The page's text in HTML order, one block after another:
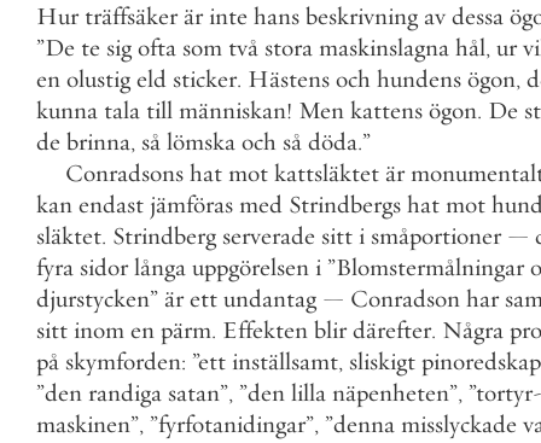
Hur träffsäker är inte hans beskrivning av dessa
”De te sig ofta som två stora maskinslagna hål, ur
en olustig eld sticker. Hästens och hundens ögon,
kunna tala till människan! Men kattens ögon. De
de brinna, så lömska och så döda.”
Conradsons hat mot kattsläktet är
kan endast jämföras med Strindbergs hat mot
släktet. Strindberg serverade sitt i småportioner —
fyra sidor långa uppgörelsen i ”Blomstermålningar
djurstycken” är ett undantag — Conradson har
sitt inom en pärm. Effekten blir därefter. Några
på skymforden: ”ett inställsamt, sliskigt pinoredskap
”den randiga satan”, ”den lilla näpenheten”, ”tortyr-
maskinen”, ”fyrfotanidingar”, ”denna misslyckade